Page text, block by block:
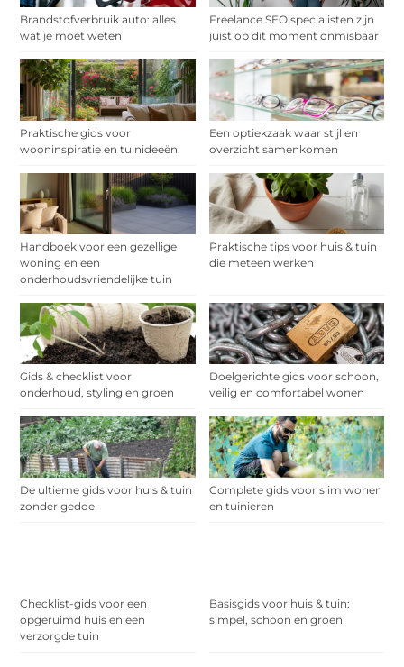
Brandstofverbruik auto: alles
wat je moet weten
Freelance SEO specialisten zijn
juist op dit moment onmisbaar
Praktische gids voor
wooninspiratie en tuinideeën
Een optiekzaak waar stijl en
overzicht samenkomen
Handboek voor een gezellige
woning en een
onderhoudsvriendelijke tuin
Praktische tips voor huis & tuin
die meteen werken
Gids & checklist voor
onderhoud, styling en groen
Doelgerichte gids voor schoon,
veilig en comfortabel wonen
De ultieme gids voor huis & tuin
zonder gedoe
Complete gids voor slim wonen
en tuinieren
Checklist-gids voor een
opgeruimd huis en een
verzorgde tuin
Basisgids voor huis & tuin:
simpel, schoon en groen